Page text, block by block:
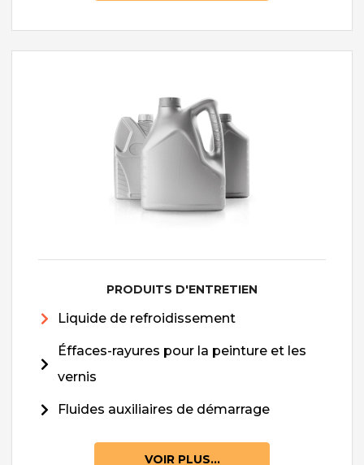
PRODUITS D'ENTRETIEN
Liquide de refroidissement
Éffaces-rayures pour la peinture et les
vernis
Fluides auxiliaires de démarrage
VOIR PLUS...